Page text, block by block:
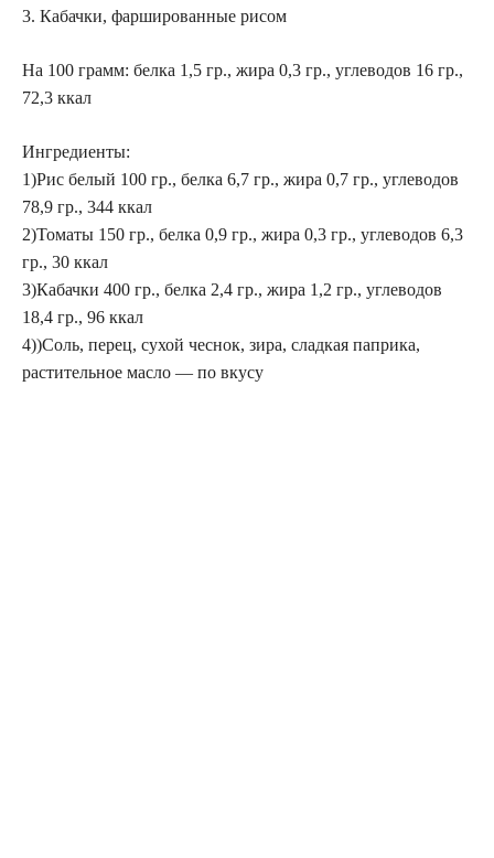
3. Кабачки, фаршированные рисом
На 100 грамм: белка 1,5 гр., жира 0,3 гр., углеводов 16 гр.,
72,3 ккал
Ингредиенты:
1)Рис белый 100 гр., белка 6,7 гр., жира 0,7 гр., углеводов
78,9 гр., 344 ккал
2)Томаты 150 гр., белка 0,9 гр., жира 0,3 гр., углеводов 6,3
гр., 30 ккал
3)Кабачки 400 гр., белка 2,4 гр., жира 1,2 гр., углеводов
18,4 гр., 96 ккал
4))Соль, перец, сухой чеснок, зира, сладкая паприка,
растительное масло — по вкусу